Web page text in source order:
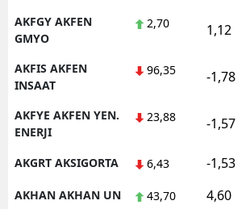
AKFGY AKFEN
GMYO
2,70 1,12
AKFIS AKFEN
INSAAT
96,35 -1,78
AKFYE AKFEN YEN.
ENERJI
23,88 -1,57
AKGRT AKSIGORTA 6,43 -1,53
AKHAN AKHAN UN 43,70 4,60